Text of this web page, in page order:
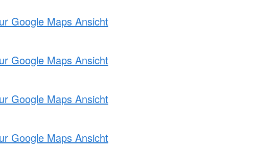
Google Maps Ansicht
Google Maps Ansicht
Google Maps Ansicht
Google Maps Ansicht